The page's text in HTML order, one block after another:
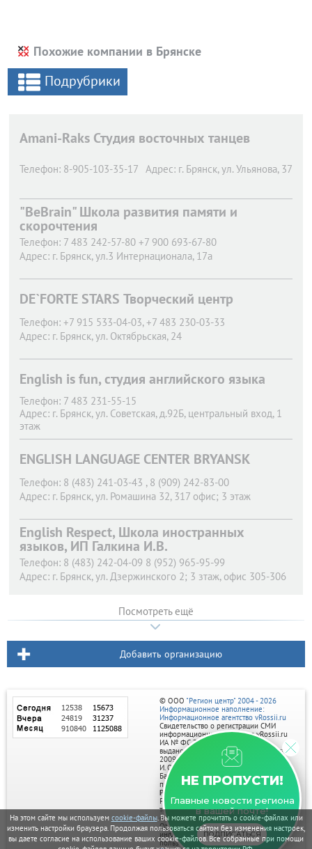
На этом сайте мы используем cookie-файлы. Вы можете прочитать о cookie-файлах или
изменить настройки браузера. Продолжая пользоваться сайтом без изменения настроек,
вы даете согласие на использование ваших cookie-файлов. Все собранные при помощи
Похожие компании в Брянске
Подрубрики
Amani-Raks Студия восточных танцев
Телефон: 8-905-103-35-17 Адрес: г. Брянск, ул. Ульянова, 37
"BeBrain" Школа развития памяти и
скорочтения
Телефон: 7 483 242-57-80 +7 900 693-67-80
Адрес: г. Брянск, ул.3 Интернационала, 17а
DE`FORTE STARS Творческий центр
Телефон: +7 915 533-04-03, +7 483 230-03-33
Адрес: г. Брянск, ул. Октябрьская, 24
English is fun, студия английского языка
Телефон: 7 483 231-55-15
Адрес: г. Брянск, ул. Советская, д.92Б, центральный вход, 1
этаж
ENGLISH LANGUAGE CENTER BRYANSK
Телефон: 8 (483) 241-03-43 , 8 (909) 242-83-00
Адрес: г. Брянск, ул. Ромашина 32, 317 офис; 3 этаж
English Respect, Школа иностранных
языков, ИП Галкина И.В.
Телефон: 8 (483) 242-04-09 8 (952) 965-95-99
Адрес: г. Брянск, ул. Дзержинского 2; 3 зтаж, офис 305-306
Посмотреть ещё
Добавить организацию
НЕ ПРОПУСТИ!
Главные новости региона
в вашей почте!
ПОДПИСАТЬСЯ
© ООО "Регион центр" 2004 - 2026
Информационное наполнение:
Информационное агентство vRossii.ru
Свидетельство о регистрации СМИ
информационного агентства vRossii.ru
ИА № ФС 77‑35502
выдано РОСКОМНАДЗОРом 04 марта
2009г.
И. О. Главного редактора Нарыков А. Н.
Баннеры на портале размещаются на
правах рекламы.
Реклама на портале:
Рекламное агентство "Умный маркетинг"
тел. 7-910-267-70-40,
email: umnyy.marketing@yandex.ru
Отдельные публикации могут содержать
информацию, не предназначенную для
пользователей до 18 лет.